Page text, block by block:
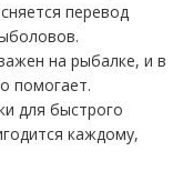
перевод
на рыбалке, и в
помогает.
для быстрого
каждому,